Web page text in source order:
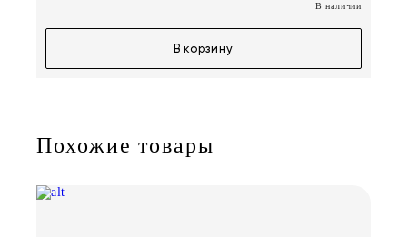
В наличии
В корзину
Похожие товары